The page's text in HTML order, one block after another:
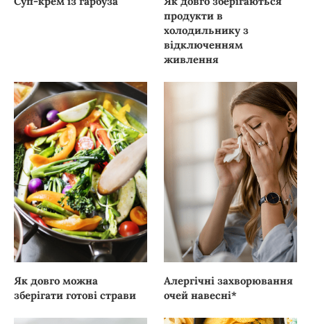
продукти в
холодильнику з
відключенням
живлення
Як довго можна
зберігати готові страви
Алергічні захворювання
очей навесні*